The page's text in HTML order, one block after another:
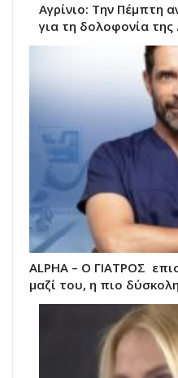
Αγρίνιο: Την Πέμπτη
για τη δολοφονία
ALPHA – Ο ΓΙΑΤΡΟΣ
μαζί του, η πιο